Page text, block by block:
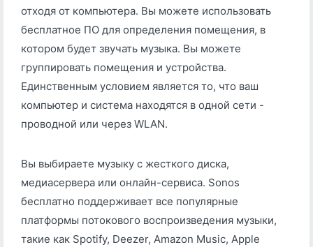
отходя от компьютера. Вы можете использовать
бесплатное ПО для определения помещения, в
котором будет звучать музыка. Вы можете
группировать помещения и устройства.
Единственным условием является то, что ваш
компьютер и система находятся в одной сети -
проводной или через WLAN.
Вы выбираете музыку с жесткого диска,
медиасервера или онлайн-сервиса. Sonos
бесплатно поддерживает все популярные
платформы потокового воспроизведения музыки,
такие как Spotify, Deezer, Amazon Music, Apple